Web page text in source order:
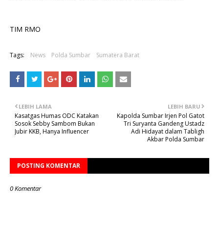
TIM RMO
Tags: News Polda Sumbar Sumatera Barat
LEBIH BARU
Kapolda Sumbar Irjen Pol Gatot
Tri Suryanta Gandeng Ustadz
Adi Hidayat dalam Tabligh
Akbar Polda Sumbar
LEBIH LAMA
Kasatgas Humas ODC Katakan
Sosok Sebby Sambom Bukan
Jubir KKB, Hanya Influencer
POSTING KOMENTAR
0 Komentar